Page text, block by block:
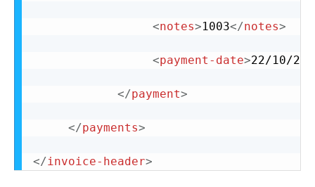
<notes>1003</notes>
<payment-date>22/10/
</payment>
</payments>
</invoice-header>